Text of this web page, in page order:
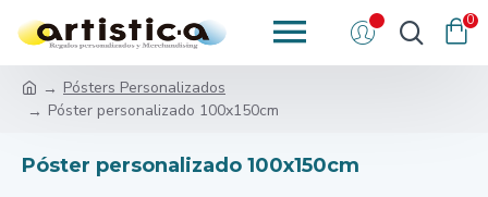
0
Pósters Personalizados
Póster personalizado 100x150cm
Póster personalizado 100x150cm